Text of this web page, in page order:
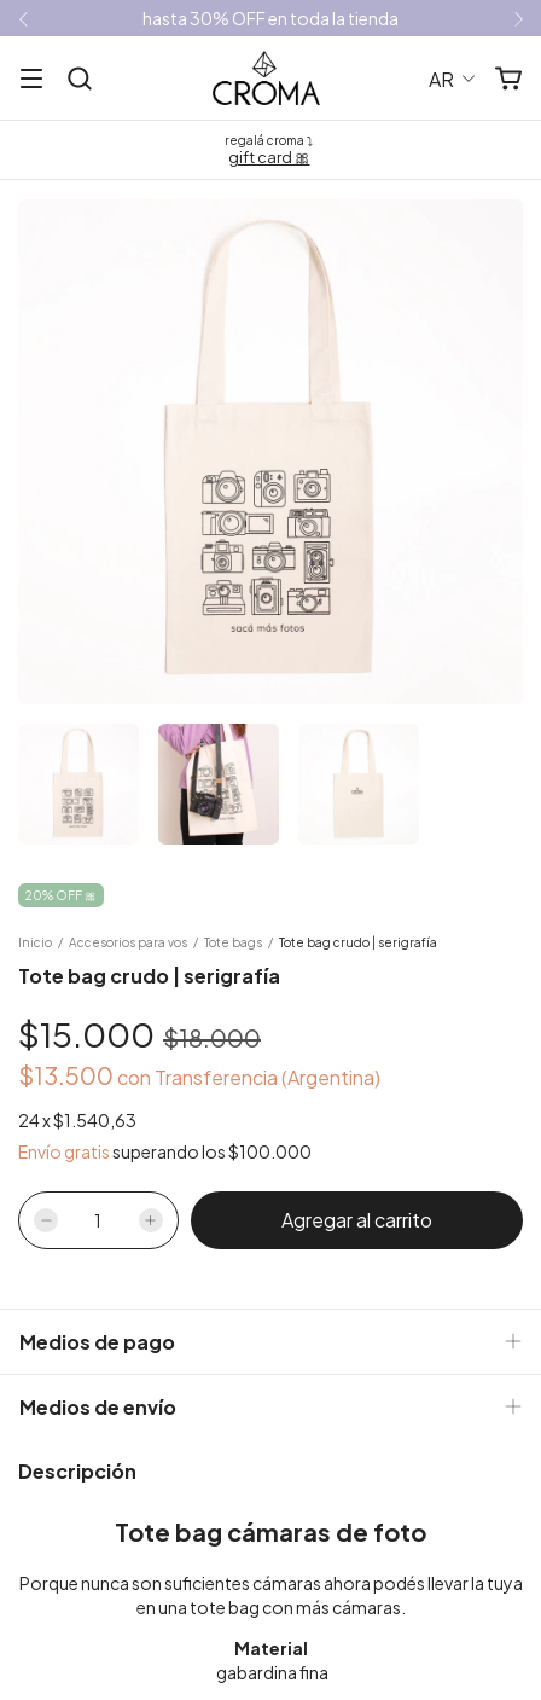
hasta 30% OFF en toda la tienda
AR
regalá croma ⤵
gift card 🎀
20% OFF 🎀
Inicio / Accesorios para vos / Tote bags / Tote bag crudo | serigrafía
Tote bag crudo | serigrafía
$15.000 $18.000
$13.500con Transferencia (Argentina)
24x$1.540,63
Envío gratissuperando los$100.000
Medios de pago
Medios de envío
Descripción
Tote bag cámaras de foto
Porque nunca son suficientes cámaras ahora podés llevar la tuya
en una tote bag con más cámaras.
Material
gabardina fina